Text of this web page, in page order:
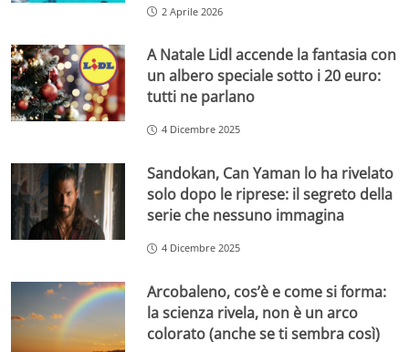
2 Aprile 2026
A Natale Lidl accende la fantasia con
un albero speciale sotto i 20 euro:
tutti ne parlano
4 Dicembre 2025
Sandokan, Can Yaman lo ha rivelato
solo dopo le riprese: il segreto della
serie che nessuno immagina
4 Dicembre 2025
Arcobaleno, cos’è e come si forma:
la scienza rivela, non è un arco
colorato (anche se ti sembra così)